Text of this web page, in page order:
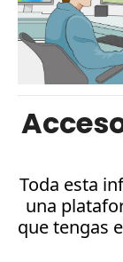
Toda esta
una
que tengas